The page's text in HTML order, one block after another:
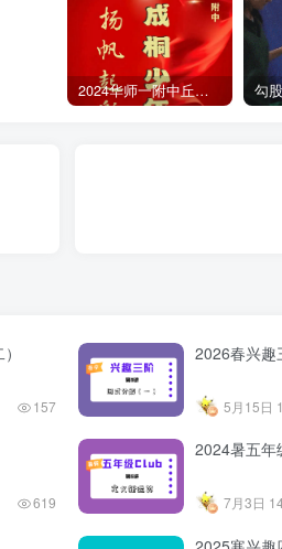
2024华师一附中丘班游园考试真题 勾
157
2026春兴趣
5月15日
619
2024暑五年
7月3日